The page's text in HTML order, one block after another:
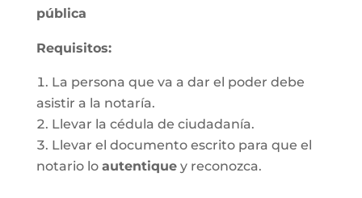
pública
Requisitos:
La persona que va a dar el poder debe
asistir a la notaría.
Llevar la cédula de ciudadanía.
Llevar el documento escrito para que el
notario lo autentiquey reconozca.